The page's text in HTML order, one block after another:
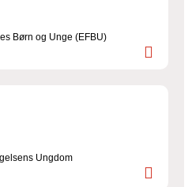
Børn og Unge (EFBU)
Ungdom